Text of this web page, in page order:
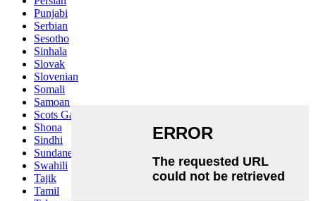
Punjabi
Serbian
Sesotho
Sinhala
Slovak
Slovenian
Somali
Samoan
Scots Gaelic
Shona
Sindhi
Sundanese
Swahili
Tajik
Tamil